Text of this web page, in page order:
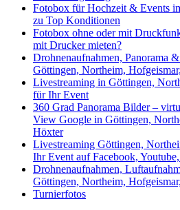
Fotobox für Hochzeit & Events
zu Top Konditionen
Fotobox ohne oder mit
mit Drucker mieten?
Drohnenaufnahmen, Panorama
Göttingen, Northeim,
Livestreaming in Göttingen,
für Ihr Event
360 Grad Panorama Bilder –
View Google in Göttingen,
Höxter
Livestreaming Göttingen,
Ihr Event auf Facebook,
Drohnenaufnahmen,
Göttingen, Northeim,
Turnierfotos